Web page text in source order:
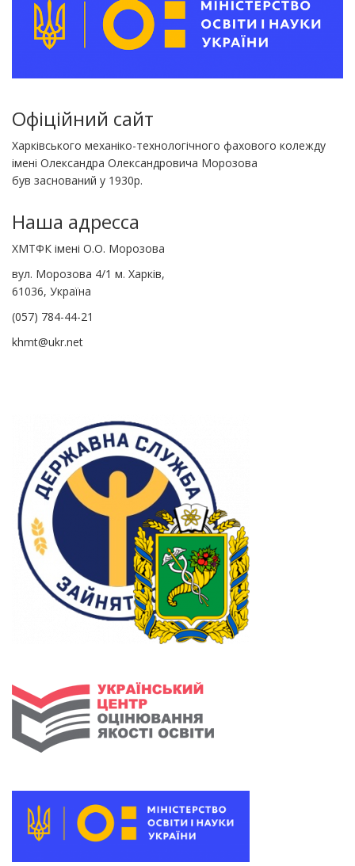
Офіційний сайт
Харківського механіко-технологічного фахового колежду
імені Олександра Олександровича Морозова
був заснований у 1930р.
Наша адресса
ХМТФК імені О.О. Морозова
вул. Морозова 4/1 м. Харків,
61036, Україна
(057) 784-44-21
khmt@ukr.net